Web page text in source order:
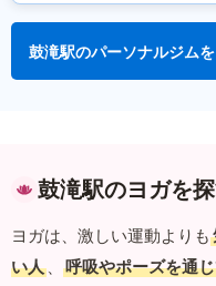
鼓滝駅のパーソナルジム
鼓滝駅のヨガを
ヨガは、激しい運動よりも
い人 、 呼吸やポーズを通